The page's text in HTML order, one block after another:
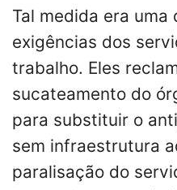
Tal medida era uma
exigências dos
trabalho. Eles
sucateamento do
para substituir o
sem infraestrutura
paralisação do